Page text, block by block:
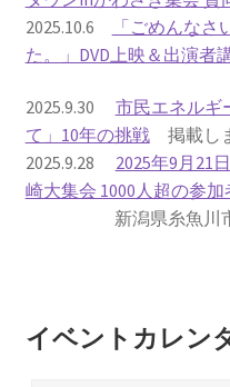
書籍
2022.12.29 原発事故と
2023.1.26 「脱原発」
2023.2.7 いまこそ私
南海トラフ巨大地震
2025.10.6
「ごめんな
た。」DVD上映＆出演者
2025.9.30 市民エネル
て」10年の挑戦掲載し
2025.9.28 2025年9月21
崎大集会 1000人超の参加
新潟県糸魚川市か
イベントカレン